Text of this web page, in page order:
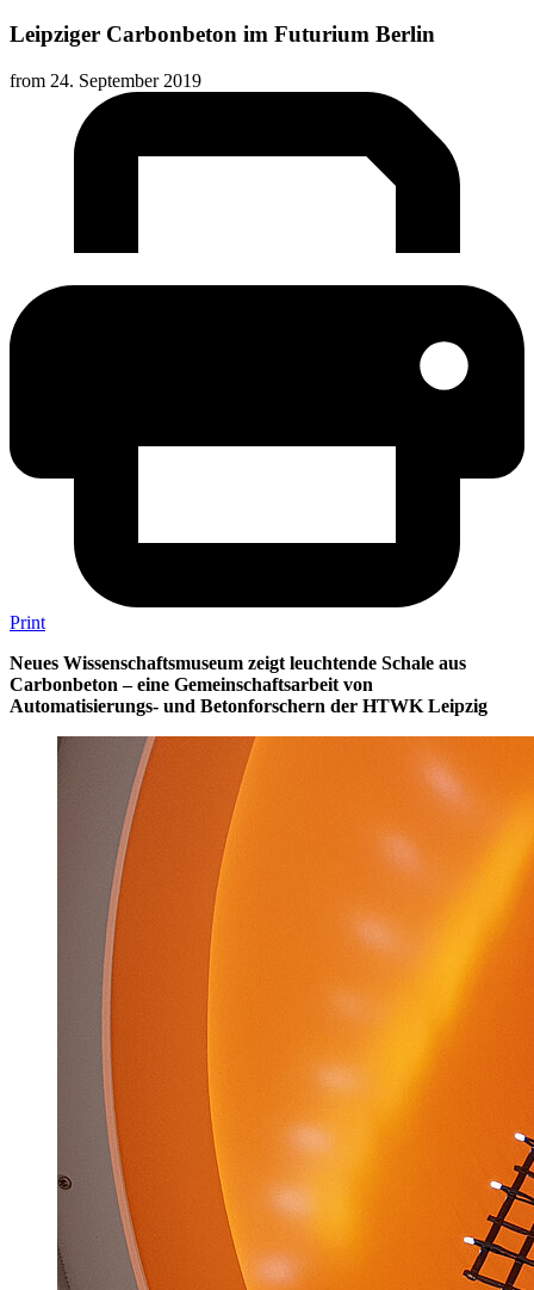
Leipziger Carbonbeton im Futurium Berlin
from 24. September 2019
Print
Neues Wissenschaftsmuseum zeigt leuchtende Schale aus
Carbonbeton – eine Gemeinschaftsarbeit von
Automatisierungs- und Betonforschern der HTWK Leipzig